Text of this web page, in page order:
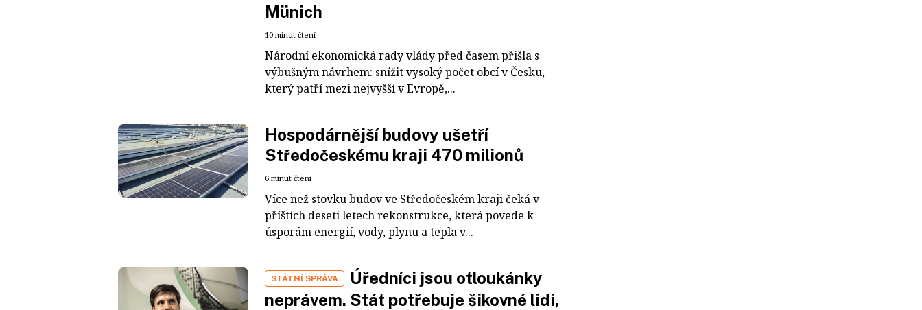
Münich
10 minut čtení
Národní ekonomická rady vlády před časem přišla s
výbušným návrhem: snížit vysoký počet obcí v Česku,
který patří mezi nejvyšší v Evropě,...
Hospodárnější budovy ušetří
Středočeskému kraji 470 milionů
6 minut čtení
Více než stovku budov ve Středočeském kraji čeká v
příštích deseti letech rekonstrukce, která povede k
úsporám energií, vody, plynu a tepla v...
STÁTNÍ SPRÁVA
Úředníci jsou otloukánky
neprávem. Stát potřebuje šikovné lidi,